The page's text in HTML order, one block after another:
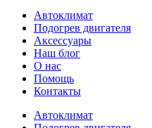
Автоклимат
Подогрев двигателя
Аксессуары
Наш блог
О нас
Помощь
Контакты
Автоклимат